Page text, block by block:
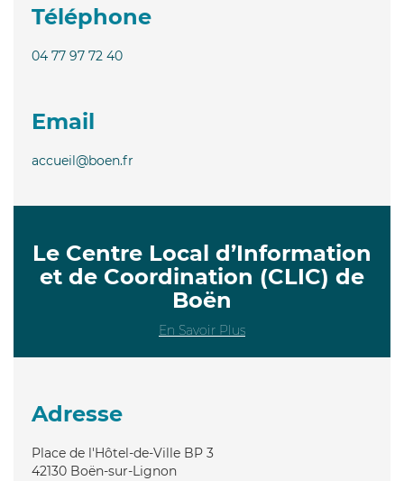
Téléphone
04 77 97 72 40
Email
accueil@boen.fr
Le Centre Local d’Information
et de Coordination (CLIC) de
Boën
En Savoir Plus
Adresse
Place de l'Hôtel-de-Ville BP 3
42130 Boën-sur-Lignon